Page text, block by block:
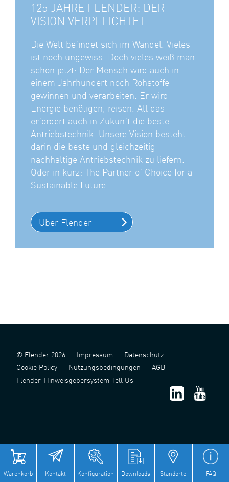
Warenkorb Kontakt Konfiguration Downloads Standorte FAQ
125 JAHRE FLENDER: DER
VISION VERPFLICHTET
Die Welt befindet sich im Wandel. Vieles
ist noch ungewiss. Doch vieles weiß man
schon jetzt: Der Mensch wird auch in
einem Jahrhundert noch Rohstoffe
gewinnen und verarbeiten. Er wird
Energie benötigen, reisen. All das
erfordert auch in Zukunft die beste
Antriebstechnik. Unsere Vision besteht
darin die beste und gleichzeitig
nachhaltige Antriebstechnik zu liefern.
Oder in kurz: The Partner of Choice for a
Sustainable Future.
Über Flender
© Flender 2026 Impressum
Datenschutz
Cookie Policy
Nutzungsbedingungen
AGB
Flender-Hinweisgebersystem Tell Us
津 ICP 备 2022006124 号 - 1 津公网安备 12011302141517 号